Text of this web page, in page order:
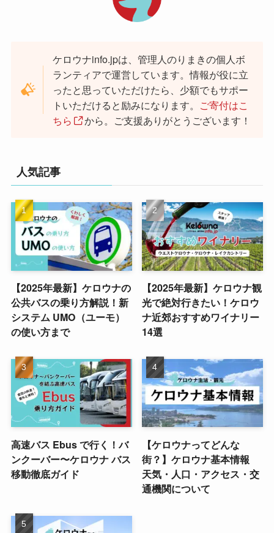
ケロウナinfo.jpは、管理人のりまきの個人ボ
ランティアで運営しています。情報が役に立
ったと思っていただけたら、少額でもサポー
トいただけると励みになります。 ご寄付はこ
ちら
から。ご支援ありがとうございます！
人気記事
【2025年最新】ケロウナの
公共バスの乗り方解説！新
システム UMO（ユーモ）
の使い方まで
【2025年最新】ケロウナ観
光で絶対行きたい！ケロウ
ナ近郊おすすめワイナリー
14選
高速バス Ebus で行く！バ
ンクーバー〜ケロウナ バス
移動徹底ガイド
【ケロウナってどんな
街？】ケロウナ基本情報
天気・人口・アクセス・交
通機関について